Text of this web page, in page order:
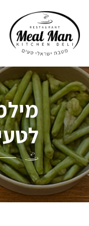
לתוכן